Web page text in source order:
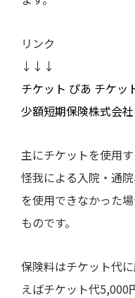
リンク
↓↓↓
チケット ぴあ チケッ
少額短期保険株式会
主にチケットを使用
怪我による入院・通
を使用できなかった
ものです。
保険料はチケット代
えばチケット代5,000